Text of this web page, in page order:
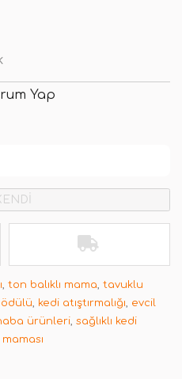
Yap
, ton balıklı mama, tavuklu
ödülü, kedi atıştırmalığı, evcil
ürünleri, sağlıklı kedi